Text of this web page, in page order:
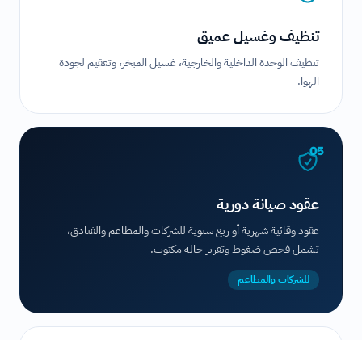
تنظيف وغسيل عميق
تنظيف الوحدة الداخلية والخارجية، غسيل المبخر، وتعقيم لجودة
الهوا.
05
عقود صيانة دورية
عقود وقائية شهرية أو ربع سنوية للشركات والمطاعم والفنادق،
تشمل فحص ضغوط وتقرير حالة مكتوب.
للشركات والمطاعم